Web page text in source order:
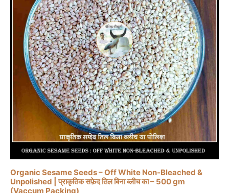
Organic Sesame Seeds – Off White Non-Bleached &
Unpolished | प्राकृतिक सफ़ेद तिल बिना ब्लीच का – 500 gm
(Vaccum Packing)